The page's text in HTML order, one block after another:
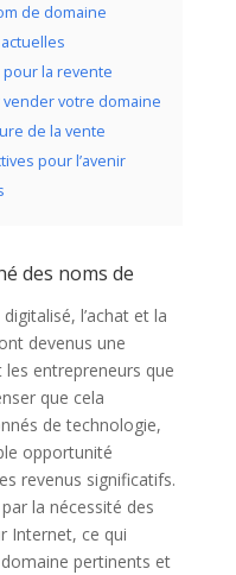
de domaine
la revente
votre domaine
de la vente
pour l’avenir
des noms de
l’achat et la
devenus une
entrepreneurs que
que cela
de technologie,
opportunité
revenus significatifs.
la nécessité des
Internet, ce qui
pertinents et